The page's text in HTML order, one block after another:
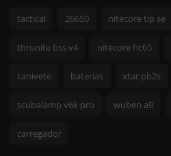
tactical 26650 nitecore tip se
thrunite bss v4 nitecore hc65
canivete baterias xtar pb2s
scubalamp v6k pro wuben a9
carregador